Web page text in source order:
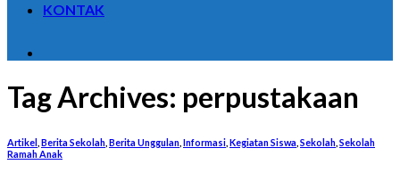
KONTAK
Tag Archives: perpustakaan
Artikel Berita Sekolah Berita Unggulan Informasi Kegiatan Siswa Sekolah Sekolah
Ramah Anak